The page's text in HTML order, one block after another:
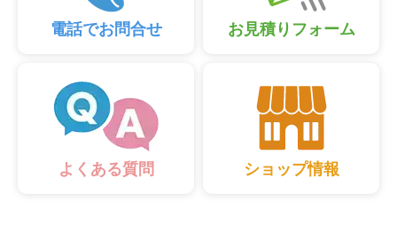
電話でお問合せ お見積りフォーム
よくある質問 ショップ情報